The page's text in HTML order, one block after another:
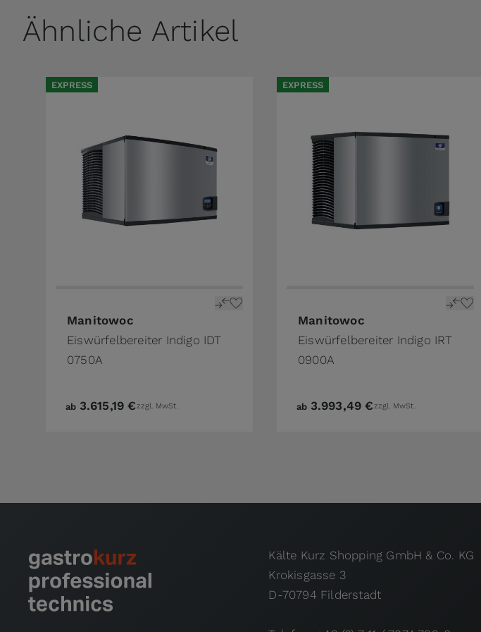
Ähnliche Artikel
EXPRESS
Manitowoc
Eiswürfelbereiter Indigo IDT
0750A
ab 3.615,19 €zzgl. MwSt.
EXPRESS
Manitowoc
Eiswürfelbereiter Indigo IRT
0900A
ab 3.993,49 €zzgl. MwSt.
Kälte Kurz Shopping GmbH & Co. KG
Krokisgasse 3
D-70794 Filderstadt